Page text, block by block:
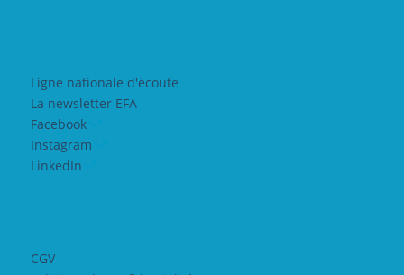
Ligne nationale d'écoute
La newsletter EFA
Facebook
Instagram
LinkedIn
CGV